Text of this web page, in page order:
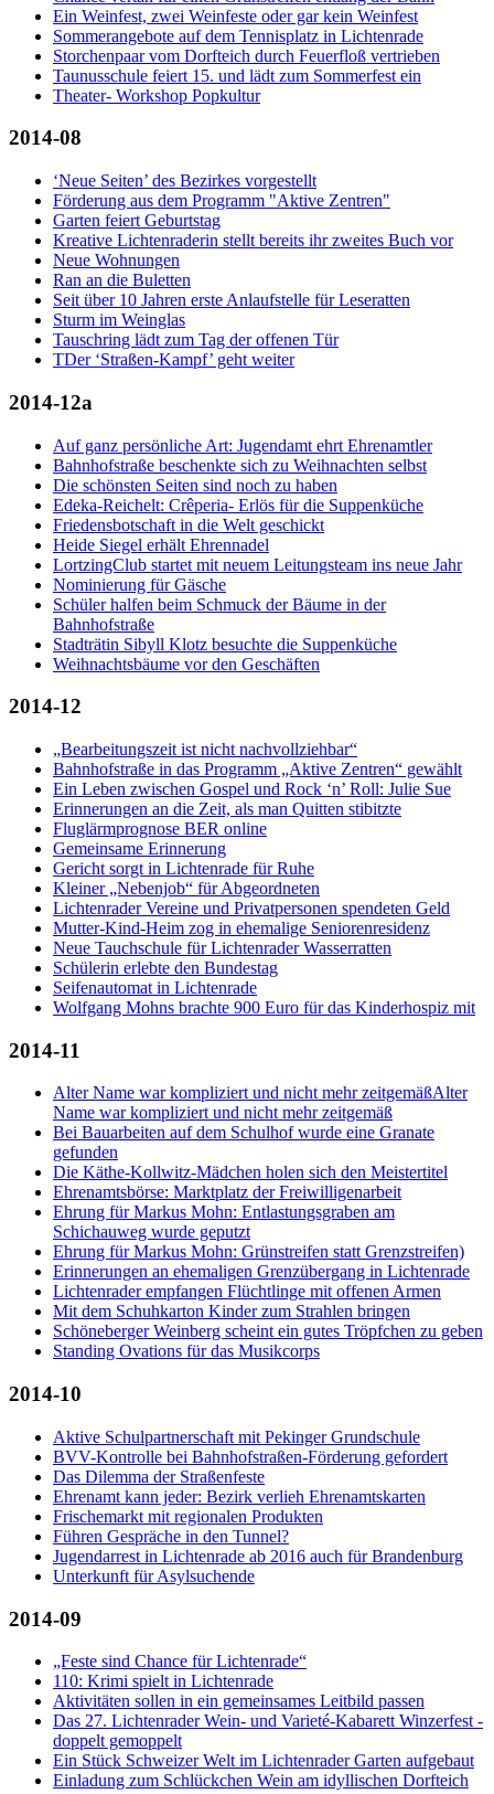
Ein Weinfest, zwei Weinfeste oder gar kein Weinfest
Sommerangebote auf dem Tennisplatz in Lichtenrade
Storchenpaar vom Dorfteich durch Feuerfloß vertrieben
Taunusschule feiert 15. und lädt zum Sommerfest ein
Theater- Workshop Popkultur
2014-08
‘Neue Seiten’ des Bezirkes vorgestellt
Förderung aus dem Programm "Aktive Zentren"
Garten feiert Geburtstag
Kreative Lichtenraderin stellt bereits ihr zweites Buch vor
Neue Wohnungen
Ran an die Buletten
Seit über 10 Jahren erste Anlaufstelle für Leseratten
Sturm im Weinglas
Tauschring lädt zum Tag der offenen Tür
TDer ‘Straßen-Kampf’ geht weiter
2014-12a
Auf ganz persönliche Art: Jugendamt ehrt Ehrenamtler
Bahnhofstraße beschenkte sich zu Weihnachten selbst
Die schönsten Seiten sind noch zu haben
Edeka-Reichelt: Crêperia- Erlös für die Suppenküche
Friedensbotschaft in die Welt geschickt
Heide Siegel erhält Ehrennadel
LortzingClub startet mit neuem Leitungsteam ins neue Jahr
Nominierung für Gäsche
Schüler halfen beim Schmuck der Bäume in der
Bahnhofstraße
Stadträtin Sibyll Klotz besuchte die Suppenküche
Weihnachtsbäume vor den Geschäften
2014-12
„Bearbeitungszeit ist nicht nachvollziehbar“
Bahnhofstraße in das Programm „Aktive Zentren“ gewählt
Ein Leben zwischen Gospel und Rock ‘n’ Roll: Julie Sue
Erinnerungen an die Zeit, als man Quitten stibitzte
Fluglärmprognose BER online
Gemeinsame Erinnerung
Gericht sorgt in Lichtenrade für Ruhe
Kleiner „Nebenjob“ für Abgeordneten
Lichtenrader Vereine und Privatpersonen spendeten Geld
Mutter-Kind-Heim zog in ehemalige Seniorenresidenz
Neue Tauchschule für Lichtenrader Wasserratten
Schülerin erlebte den Bundestag
Seifenautomat in Lichtenrade
Wolfgang Mohns brachte 900 Euro für das Kinderhospiz mit
2014-11
Alter Name war kompliziert und nicht mehr zeitgemäßAlter
Name war kompliziert und nicht mehr zeitgemäß
Bei Bauarbeiten auf dem Schulhof wurde eine Granate
gefunden
Die Käthe-Kollwitz-Mädchen holen sich den Meistertitel
Ehrenamtsbörse: Marktplatz der Freiwilligenarbeit
Ehrung für Markus Mohn: Entlastungsgraben am
Schichauweg wurde geputzt
Ehrung für Markus Mohn: Grünstreifen statt Grenzstreifen)
Erinnerungen an ehemaligen Grenzübergang in Lichtenrade
Lichtenrader empfangen Flüchtlinge mit offenen Armen
Mit dem Schuhkarton Kinder zum Strahlen bringen
Schöneberger Weinberg scheint ein gutes Tröpfchen zu geben
Standing Ovations für das Musikcorps
2014-10
Aktive Schulpartnerschaft mit Pekinger Grundschule
BVV-Kontrolle bei Bahnhofstraßen-Förderung gefordert
Das Dilemma der Straßenfeste
Ehrenamt kann jeder: Bezirk verlieh Ehrenamtskarten
Frischemarkt mit regionalen Produkten
Führen Gespräche in den Tunnel?
Jugendarrest in Lichtenrade ab 2016 auch für Brandenburg
Unterkunft für Asylsuchende
2014-09
„Feste sind Chance für Lichtenrade“
110: Krimi spielt in Lichtenrade
Aktivitäten sollen in ein gemeinsames Leitbild passen
Das 27. Lichtenrader Wein- und Varieté-Kabarett Winzerfest -
doppelt gemoppelt
Ein Stück Schweizer Welt im Lichtenrader Garten aufgebaut
Einladung zum Schlückchen Wein am idyllischen Dorfteich